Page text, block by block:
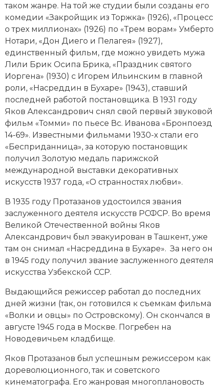
таком жанре. На той же студии были созданы его
комедии «Закройщик из Торжка» (1926), «Процесс
о трех миллионах» (1926) по «Трем ворам» Умберто
Нотари, «Дон Диего и Пелагея» (1927),
единственный фильм, где можно увидеть мужа
Лили Брик Осипа Брика, «Праздник святого
Иоргена» (1930) с Игорем Ильинским в главной
роли, «Насреддин в Бухаре» (1943), ставший
последней работой постановщика. В 1931 году
Яков Александрович снял свой первый звуковой
фильм «Томми» по пьесе Вс. Иванова «Бронпоезд
14-69». Известными фильмами 1930-х стали его
«Бесприданница», за которую постановщик
получил Золотую медаль парижской
международной выставки декоративных
искусств 1937 года, «О странностях любви».
В 1935 году Протазанов удостоился звания
заслуженного деятеля искусств РСФСР. Во время
Великой Отечественной войны Яков
Александрович был эвакуирован в Ташкент, уже
там он снимал «Насреддина в Бухаре». За него он
в 1945 году получил звание заслуженного деятеля
искусства Узбекской ССР.
Выдающийся режиссер работал до последних
дней жизни (так, он готовился к съемкам фильма
«Волки и овцы» по Островскому). Он скончался в
августе 1945 года в Москве. Погребен на
Новодевичьем кладбище.
Яков Протазанов был успешным режиссером как
дореволюционного, так и советского
кинематографа. Его жанровая многоплановость